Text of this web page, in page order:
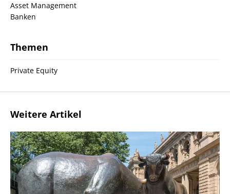
Asset Management
Banken
Themen
Private Equity
Weitere Artikel